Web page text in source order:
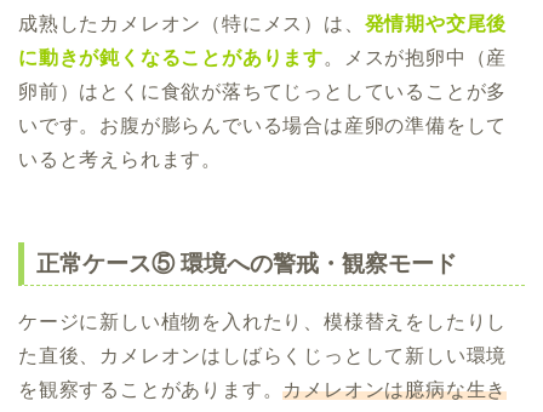
成熟したカメレオン（特にメス）は、 発情期や交尾後
に動きが鈍くなることがあります。メスが抱卵中（産
卵前）はとくに食欲が落ちてじっとしていることが多
いです。お腹が膨らんでいる場合は産卵の準備をして
いると考えられます。
正常ケース⑤ 環境への警戒・観察モード
ケージに新しい植物を入れたり、模様替えをしたりし
た直後、カメレオンはしばらくじっとして新しい環境
を観察することがあります。カメレオンは臆病な生き